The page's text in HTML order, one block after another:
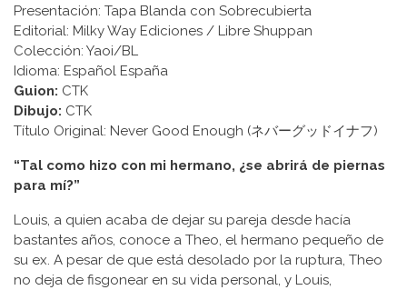
Presentación: Tapa Blanda con Sobrecubierta
Editorial: Milky Way Ediciones / Libre Shuppan
Colección: Yaoi/BL
Idioma: Español España
Guion: CTK
Dibujo: CTK
Título Original: Never Good Enough (ネバーグッドイナフ)
“Tal como hizo con mi hermano, ¿se abrirá de piernas
para mí?”
Louis, a quien acaba de dejar su pareja desde hacía
bastantes años, conoce a Theo, el hermano pequeño de
su ex. A pesar de que está desolado por la ruptura, Theo
no deja de fisgonear en su vida personal, y Louis,